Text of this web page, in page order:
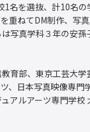
1名を選抜、計10名
重ねてDM制作、写
写真学科３年の安
育部、東京工芸大
、日本写真映像専門
アルアーツ専門学校